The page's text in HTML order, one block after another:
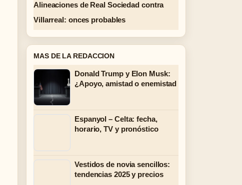
Alineaciones de Real Sociedad contra
Villarreal: onces probables
MAS DE LA REDACCION
Donald Trump y Elon Musk:
¿Apoyo, amistad o enemistad
Espanyol – Celta: fecha,
horario, TV y pronóstico
Vestidos de novia sencillos:
tendencias 2025 y precios